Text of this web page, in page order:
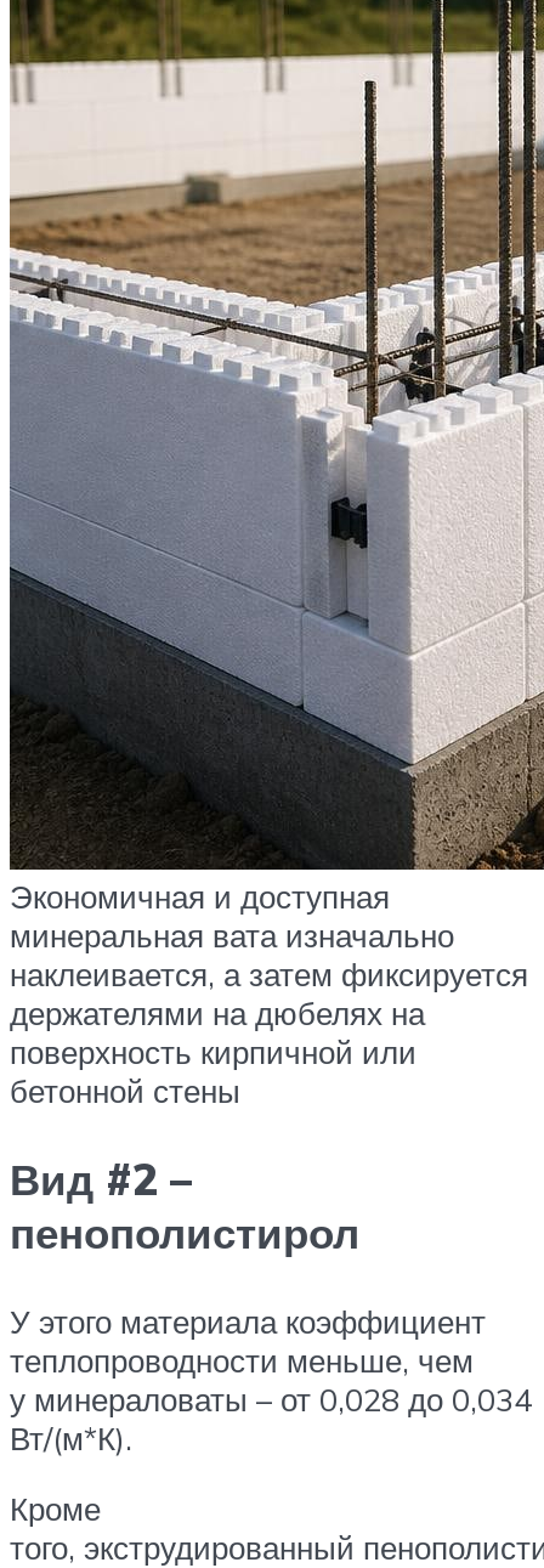
Экономичная и доступная
минеральная вата изначально
наклеивается, а затем фиксируется
держателями на дюбелях на
поверхность кирпичной или
бетонной стены
Вид #2 –
пенополистирол
У этого материала коэффициент
теплопроводности меньше, чем
у минераловаты – от 0,028 до 0,034
Вт/(м*К).
Кроме
того, экструдированный